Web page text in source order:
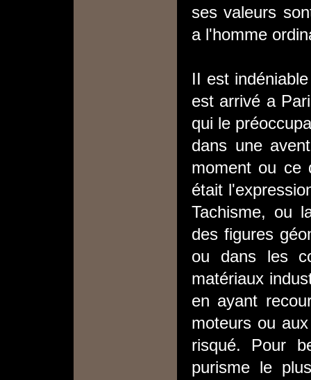
ses valeurs
a l'homme
II est
est arrivé a
qui le
dans une
moment ou ce
était
Tachisme, ou
des figures
ou dans les
matériaux
en ayant
moteurs ou
risqué. Pour
purisme le